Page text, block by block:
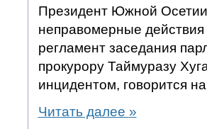
Президент Южной
неправомерные
регламент заседания
прокурору Таймуразу
инцидентом, говорится
Читать далее »